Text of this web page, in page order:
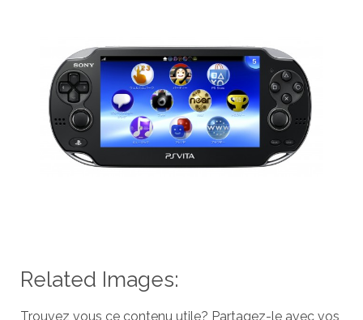
Related Images:
Trouvez vous ce contenu utile? Partagez-le avec vos